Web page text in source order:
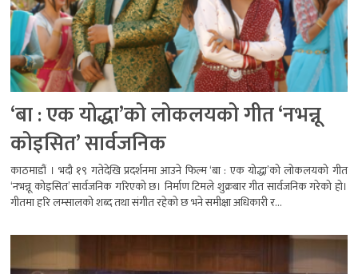
‘बा : एक योद्धा’को लोकलयको गीत ‘नभन्नू
कोइसित’ सार्वजनिक
काठमाडौं । भदौ १९ गतेदेखि प्रदर्शनमा आउने फिल्म ‘बा : एक योद्धा’को लोकलयको गीत
‘नभन्नू कोइसित’ सार्वजनिक गरिएको छ। निर्माण टिमले शुक्रबार गीत सार्वजनिक गरेको हो।
गीतमा हरि लम्सालको शब्द तथा संगीत रहेको छ भने समीक्षा अधिकारी र...